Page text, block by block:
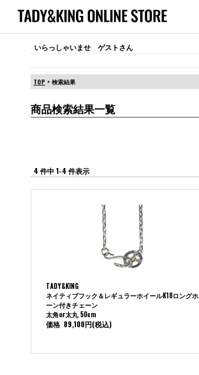
いらっしゃいませ ゲストさん
TOP > 検索結果
商品検索結果一覧
4 件中 1-4 件表示
TADY&KING
ネイティブフック＆レギュラーホイールK18ロングホ
ーン付きチェーン
太角or太丸 50cm
価格 89,100円(税込)